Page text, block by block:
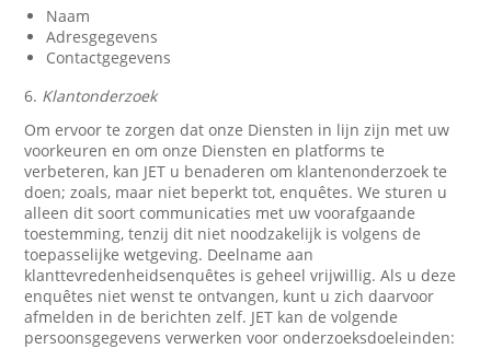
Naam
Adresgegevens
Contactgegevens
6. Klantonderzoek
Om ervoor te zorgen dat onze Diensten in lijn zijn met uw
voorkeuren en om onze Diensten en platforms te
verbeteren, kan JET u benaderen om klantenonderzoek te
doen; zoals, maar niet beperkt tot, enquêtes. We sturen u
alleen dit soort communicaties met uw voorafgaande
toestemming, tenzij dit niet noodzakelijk is volgens de
toepasselijke wetgeving. Deelname aan
klanttevredenheidsenquêtes is geheel vrijwillig. Als u deze
enquêtes niet wenst te ontvangen, kunt u zich daarvoor
afmelden in de berichten zelf. JET kan de volgende
persoonsgegevens verwerken voor onderzoeksdoeleinden: